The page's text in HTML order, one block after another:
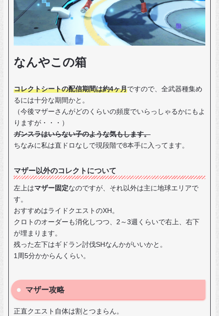
なんやこの箱
コレクトシートの配信期間は約4ヶ月ですので、全武器種集め
るには十分な期間かと。
（今後マザーさんがどのくらいの頻度でいらっしゃるかにもよ
りますが・・・）
ガンスラはいらない子のような気もします。
ちなみに私は直ドロなしで現段階で8本手に入ってます。
マザー以外のコレクトについて
左上はマザー固定なのですが、それ以外は主に地球エリアで
す。
おすすめはライドクエストのXH。
クロトのオーダーも消化しつつ、2～3週くらいで右上、右下
が埋まります。
残った左下はギドラン討伐SHなんかがいいかと。
1周5分かからんくらい。
マザー攻略
正直クエスト自体は割とつまらん。